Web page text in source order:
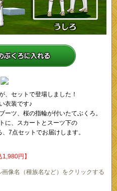
、セットで登場しました！
衣装です♪
ツ、桜の指輪が付いたてぶくろ。
に、スカートとスーツ下の
7点セットでお届けします。
円】
像名（種族名など）をクリックする